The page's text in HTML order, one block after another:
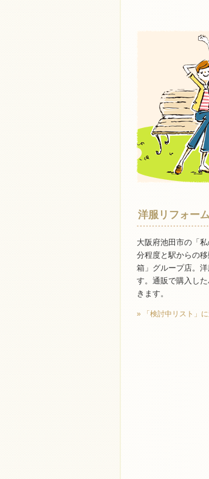
洋服リフォー
大阪府池田市の「
分程度と駅からの
箱」グループ店。
す。通販で購入し
きます。
» 「検討中リスト」